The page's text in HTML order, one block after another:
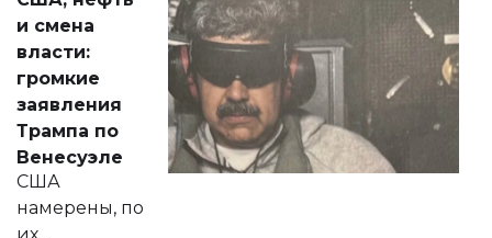
от слухов о
политических
реформах до
вопросов армии,
экономики и
личного здоровья.
и смена
власти:
громкие
заявления
Трампа по
Венесуэле
США
намерены, по